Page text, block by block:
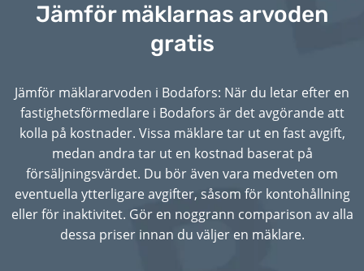
Jämför mäklarnas arvoden
gratis
Jämför mäklararvoden i Bodafors: När du letar efter en
fastighetsförmedlare i Bodafors är det avgörande att
kolla på kostnader. Vissa mäklare tar ut en fast avgift,
medan andra tar ut en kostnad baserat på
försäljningsvärdet. Du bör även vara medveten om
eventuella ytterligare avgifter, såsom för kontohållning
eller för inaktivitet. Gör en noggrann comparison av alla
dessa priser innan du väljer en mäklare.